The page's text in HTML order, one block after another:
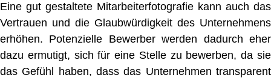
Eine gut gestaltete Mitarbeiterfotografie kann auch das
Vertrauen und die Glaubwürdigkeit des Unternehmens
erhöhen. Potenzielle Bewerber werden dadurch eher
dazu ermutigt, sich für eine Stelle zu bewerben, da sie
das Gefühl haben, dass das Unternehmen transparent